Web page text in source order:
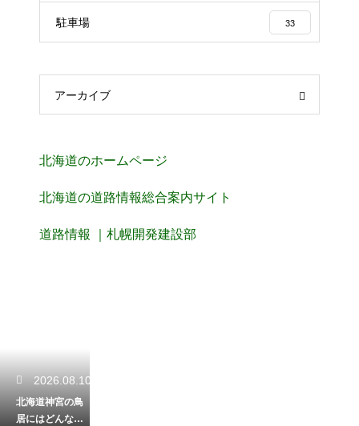
駐車場 33
アーカイブ
北海道のホームページ
北海道の道路情報総合案内サイト
道路情報 ｜札幌開発建設部
2026.08.10
北海道神宮の鳥
居にはどんなご